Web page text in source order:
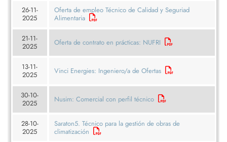
26-11-
2025
Oferta de empleo Técnico de Calidad y Seguriad
Alimentaria
21-11-
2025
Oferta de contrato en prácticas: NUFRI
13-11-
2025
Vinci Energies: Ingeniero/a de Ofertas
30-10-
2025
Nusim: Comercial con perfil técnico
28-10-
2025
Saraton5. Técnico para la gestión de obras de
climatización